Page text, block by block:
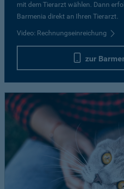
mit dem Tierarzt wählen. Dann
Barmenia direkt an Ihren Tierarzt.
Video: Rechnungseinreichung
zur